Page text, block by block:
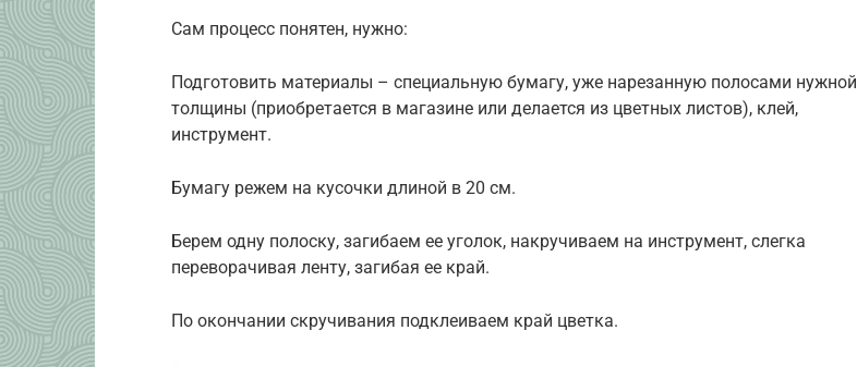
Сам процесс понятен, нужно:
Подготовить материалы – специальную бумагу, уже нарезанную полосами нужной
толщины (приобретается в магазине или делается из цветных листов), клей,
инструмент.
Бумагу режем на кусочки длиной в 20 см.
Берем одну полоску, загибаем ее уголок, накручиваем на инструмент, слегка
переворачивая ленту, загибая ее край.
По окончании скручивания подклеиваем край цветка.